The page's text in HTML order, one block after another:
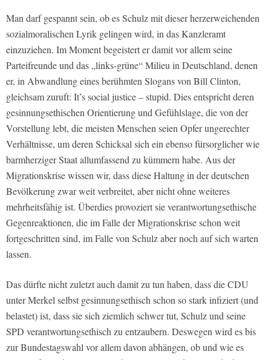
Man darf gespannt sein, ob es Schulz mit dieser herzerweichenden
sozialmoralischen Lyrik gelingen wird, in das Kanzleramt
einzuziehen. Im Moment begeistert er damit vor allem seine
Parteifreunde und das „links-grüne“ Milieu in Deutschland, denen
er, in Abwandlung eines berühmten Slogans von Bill Clinton,
gleichsam zuruft: It’s social justice – stupid. Dies entspricht deren
gesinnungsethischen Orientierung und Gefühlslage, die von der
Vorstellung lebt, die meisten Menschen seien Opfer ungerechter
Verhältnisse, um deren Schicksal sich ein ebenso fürsorglicher wie
barmherziger Staat allumfassend zu kümmern habe. Aus der
Migrationskrise wissen wir, dass diese Haltung in der deutschen
Bevölkerung zwar weit verbreitet, aber nicht ohne weiteres
mehrheitsfähig ist. Überdies provoziert sie verantwortungsethische
Gegenreaktionen, die im Falle der Migrationskrise schon weit
fortgeschritten sind, im Falle von Schulz aber noch auf sich warten
lassen.
Das dürfte nicht zuletzt auch damit zu tun haben, dass die CDU
unter Merkel selbst gesinnungsethisch schon so stark infiziert (und
belastet) ist, dass sie sich ziemlich schwer tut, Schulz und seine
SPD verantwortungsethisch zu entzaubern. Deswegen wird es bis
zur Bundestagswahl vor allem davon abhängen, ob und wie es